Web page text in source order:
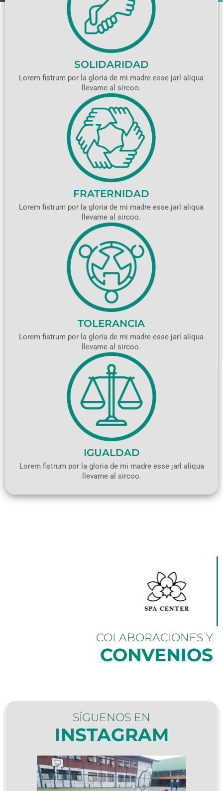
SOLIDARIDAD
Lorem fistrum por la gloria de mi madre esse jarl aliqua
llevame al sircoo.
FRATERNIDAD
Lorem fistrum por la gloria de mi madre esse jarl aliqua
llevame al sircoo.
TOLERANCIA
Lorem fistrum por la gloria de mi madre esse jarl aliqua
llevame al sircoo.
IGUALDAD
Lorem fistrum por la gloria de mi madre esse jarl aliqua
llevame al sircoo.
COLABORACIONES Y
CONVENIOS
SÍGUENOS EN
INSTAGRAM